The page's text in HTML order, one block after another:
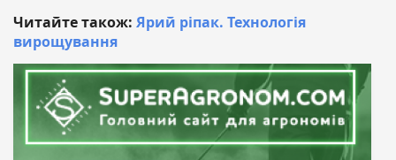
Читайте також: Ярий ріпак. Технологія
вирощування